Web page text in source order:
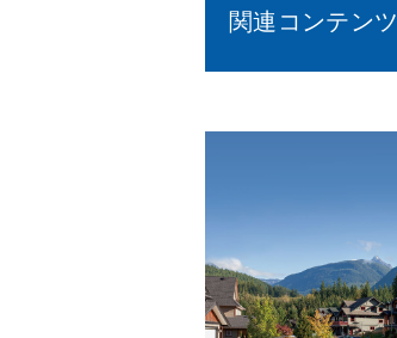
関連コンテンツ